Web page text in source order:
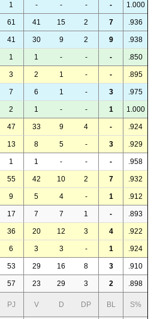
1 - - - - 1.000
61 41 15 2 7 .936
41 30 9 2 9 .938
1 1 - - - .850
3 2 1 - - .895
7 6 1 - 3 .975
2 1 - - 1 1.000
47 33 9 4 - .924
13 8 5 - 3 .929
1 1 - - - .958
55 42 10 2 7 .932
9 5 4 - 1 .912
17 7 7 1 - .893
36 20 12 3 4 .922
6 3 3 - 1 .924
53 29 16 8 3 .910
57 23 29 3 2 .898
PJ V D DP BL S%